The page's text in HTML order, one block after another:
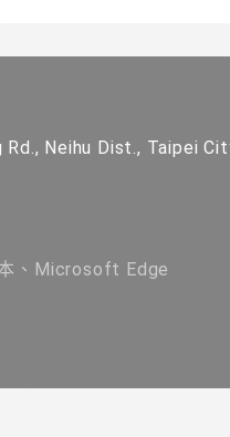
Neihu Dist., Taipei
、Microsoft Edge